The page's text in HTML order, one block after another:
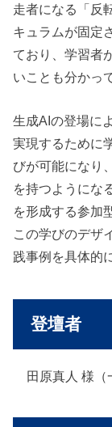
走者になる「反
キュラムが固定
ており、学習者
いことも分かっ
生成AIの登場に
実現するために
びが可能になり
を持つようにな
を形成する参加
この学びのデザ
践事例を具体的
登壇者
田原真人 様（